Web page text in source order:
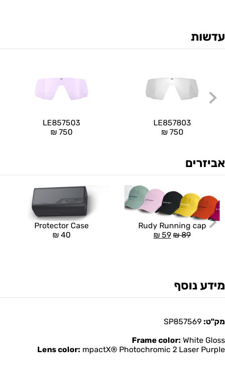
עדשות
LE857803
₪750
LE857503
₪ 750
אביזרים
Rudy Running cap
₪89
₪ 59
Protector Case
₪ 40
מידע נוסף
מק"ט:
Frame color: White Gloss
Lens color: mpactX® Photochromic 2 Laser Purple